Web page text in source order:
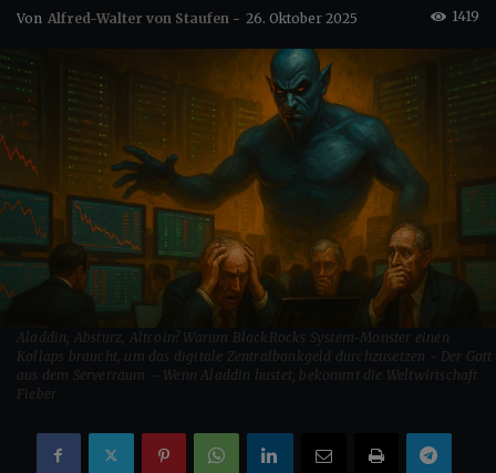
Von Alfred-Walter von Staufen - 26. Oktober 2025 1419
Aladdin, Absturz, Altcoin? Warum BlackRocks System-Monster einen
Kollaps braucht, um das digitale Zentralbankgeld durchzusetzen - Der Gott
aus dem Serverraum – Wenn Aladdin hustet, bekommt die Weltwirtschaft
Fieber